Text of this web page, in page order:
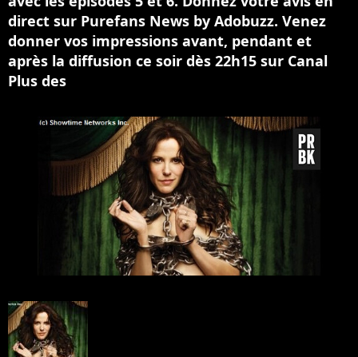
direct sur Purefans News by Adobuzz. Venez
donner vos impressions avant, pendant et
après la diffusion ce soir dès 22h15 sur Canal
Plus des